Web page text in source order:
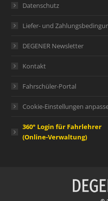
Datenschutz
Liefer- und
DEGENER Newsletter
Kontakt
Fahrschüler-Portal
Cookie-Einstellungen
360° Login für Fahrlehrer
(Online-Verwaltung)